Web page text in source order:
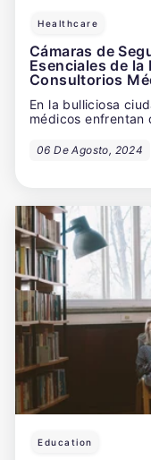
Healthcare
Cámaras de
Esenciales de
Consultorios
En la bulliciosa
médicos enfrentan
06 De Agosto, 2024
Education